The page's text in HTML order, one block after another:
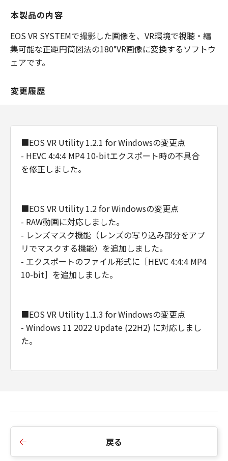
本製品の内容
EOS VR SYSTEMで撮影した画像を、VR環境で視聴・編
集可能な正距円筒図法の180°VR画像に変換するソフトウ
ェアです。
変更履歴
■EOS VR Utility 1.2.1 for Windowsの変更点
- HEVC 4:4:4 MP4 10-bitエクスポート時の不具合
を修正しました。
■EOS VR Utility 1.2 for Windowsの変更点
- RAW動画に対応しました。
- レンズマスク機能（レンズの写り込み部分をアプ
リでマスクする機能）を追加しました。
- エクスポートのファイル形式に［HEVC 4:4:4 MP4
10-bit］を追加しました。
■EOS VR Utility 1.1.3 for Windowsの変更点
- Windows 11 2022 Update (22H2) に対応しまし
た。
- 英語環境での表示不具合を修正しました。
戻る